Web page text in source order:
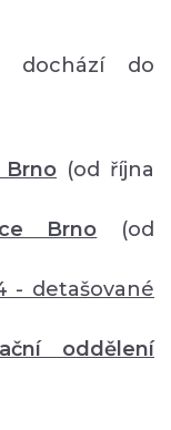
dochází do
Brno (od října
Brno
(od
- detašované
oddělení